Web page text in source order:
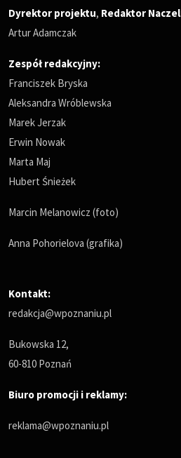
Dyrektor projektu, Redaktor
Artur Adamczak
Zespół redakcyjny:
Franciszek Bryska
Aleksandra Wróblewska
Marek Jerzak
Erwin Nowak
Marta Maj
Hubert Śnieżek
Marcin Melanowicz (foto)
Anna Pohorielova (grafika)
Kontakt:
redakcja@wpoznaniu.pl
Bukowska 12,
60-810 Poznań
Biuro promocji i reklamy:
reklama@wpoznaniu.pl